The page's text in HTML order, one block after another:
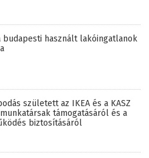
budapesti használt lakóingatlanok
született az IKEA és a KASZ
támogatásáról és a
biztosításáról